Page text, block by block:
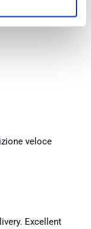
veloce
Excellent